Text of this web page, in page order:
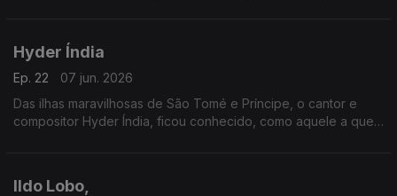
Hyder Índia
Ep. 22
07 jun. 2026
Das ilhas maravilhosas de São Tomé e Príncipe, o cantor e
compositor Hyder Índia, ficou conhecido, como aquele a quem
Ildo Lobo,